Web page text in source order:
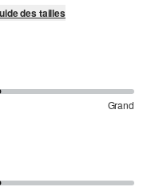
des tailles
Grand